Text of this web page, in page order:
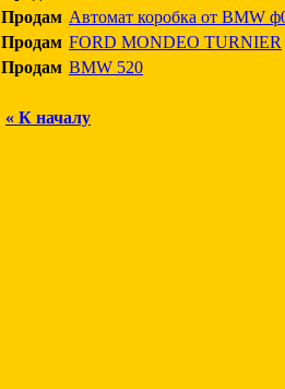
Продам Автомат коробка от BMW
Продам FORD MONDEO TURNIER
Продам BMW 520
« К началу